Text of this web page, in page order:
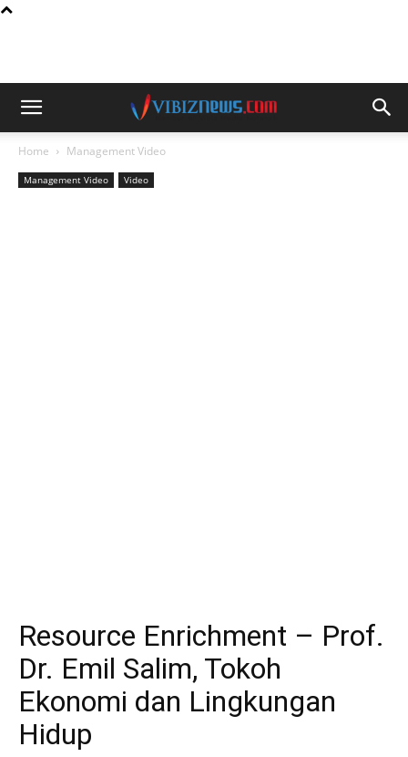
Home Management Video
Management Video Video
Resource Enrichment – Prof.
Dr. Emil Salim, Tokoh
Ekonomi dan Lingkungan
Hidup